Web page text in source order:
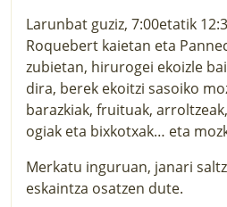
Larunbat guziz, 7:00etatik
Roquebert kaietan eta
zubietan, hirurogei ekoizle
dira, berek ekoitzi sasoiko
barazkiak, fruituak,
ogiak eta bixkotxak… eta
Merkatu inguruan, janari
eskaintza osatzen dute.